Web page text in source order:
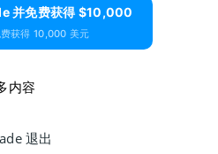
并免费获得 $10,000
获得 10,000 美元
内容
退出